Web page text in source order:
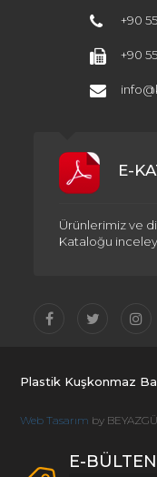
+90
+90
E-
Ürünlerimiz ve
Kataloğu
Plastik Kuşkonmaz
Web Tasarım by
E-